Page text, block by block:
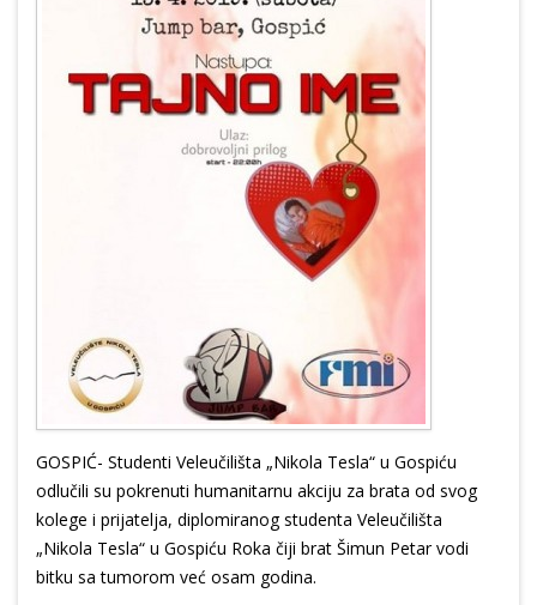
GOSPIĆ- Studenti Veleučilišta „Nikola Tesla“ u Gospiću
odlučili su pokrenuti humanitarnu akciju za brata od svog
kolege i prijatelja, diplomiranog studenta Veleučilišta
„Nikola Tesla“ u Gospiću Roka čiji brat Šimun Petar vodi
bitku sa tumorom već osam godina.